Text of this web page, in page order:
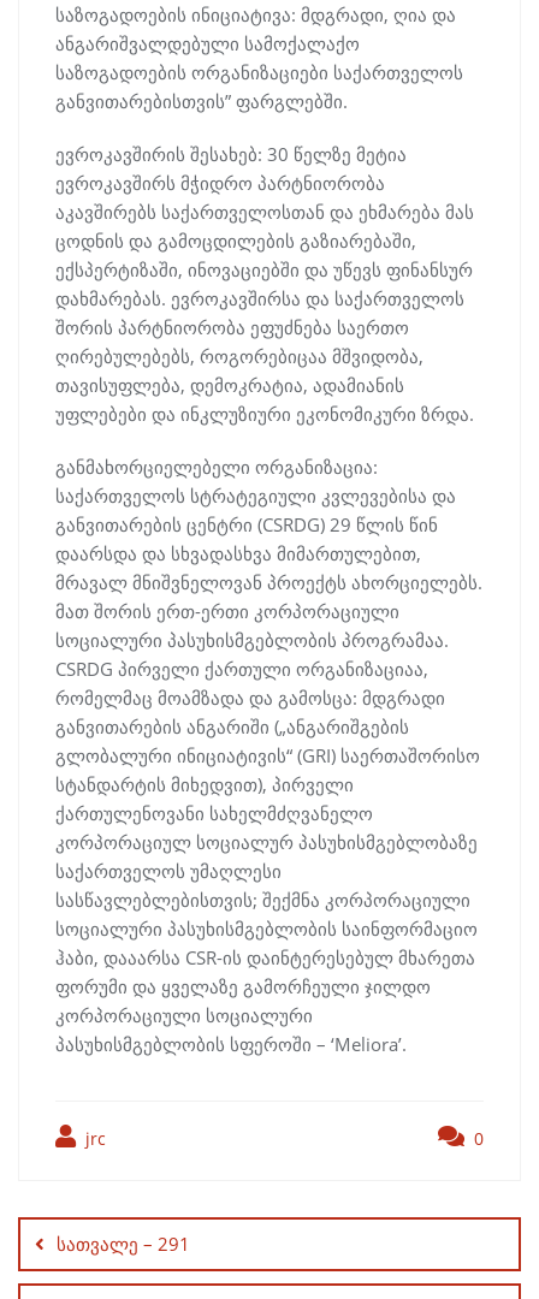
საზოგადოების ინიციატივა: მდგრადი, ღია და
ანგარიშვალდებული სამოქალაქო
საზოგადოების ორგანიზაციები საქართველოს
განვითარებისთვის” ფარგლებში.
ევროკავშირის შესახებ: 30 წელზე მეტია
ევროკავშირს მჭიდრო პარტნიორობა
აკავშირებს საქართველოსთან და ეხმარება მას
ცოდნის და გამოცდილების გაზიარებაში,
ექსპერტიზაში, ინოვაციებში და უწევს ფინანსურ
დახმარებას. ევროკავშირსა და საქართველოს
შორის პარტნიორობა ეფუძნება საერთო
ღირებულებებს, როგორებიცაა მშვიდობა,
თავისუფლება, დემოკრატია, ადამიანის
უფლებები და ინკლუზიური ეკონომიკური ზრდა.
განმახორციელებელი ორგანიზაცია:
საქართველოს სტრატეგიული კვლევებისა და
განვითარების ცენტრი (CSRDG) 29 წლის წინ
დაარსდა და სხვადასხვა მიმართულებით,
მრავალ მნიშვნელოვან პროექტს ახორციელებს.
მათ შორის ერთ-ერთი კორპორაციული
სოციალური პასუხისმგებლობის პროგრამაა.
CSRDG პირველი ქართული ორგანიზაციაა,
რომელმაც მოამზადა და გამოსცა: მდგრადი
განვითარების ანგარიში („ანგარიშგების
გლობალური ინიციატივის“ (GRI) საერთაშორისო
სტანდარტის მიხედვით), პირველი
ქართულენოვანი სახელმძღვანელო
კორპორაციულ სოციალურ პასუხისმგებლობაზე
საქართველოს უმაღლესი
სასწავლებლებისთვის; შექმნა კორპორაციული
სოციალური პასუხისმგებლობის საინფორმაციო
ჰაბი, დააარსა CSR-ის დაინტერესებულ მხარეთა
ფორუმი და ყველაზე გამორჩეული ჯილდო
კორპორაციული სოციალური
პასუხისმგებლობის სფეროში – ‘Meliora’.
jrc 0
navigation
სათვალე – 291